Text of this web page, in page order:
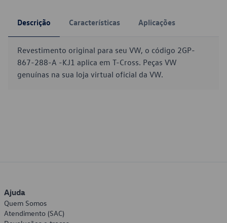
Descrição Características Aplicações
Revestimento original para seu VW, o código 2GP-
867-288-A -KJ1 aplica em T-Cross. Peças VW
genuínas na sua loja virtual oficial da VW.
Ajuda
Quem Somos
Atendimento (SAC)